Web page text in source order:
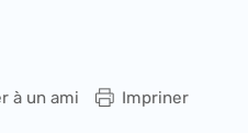
Impriner
à un ami